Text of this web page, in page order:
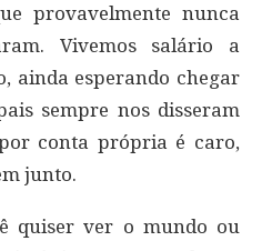
provavelmente nunca
Vivemos salário a
ainda esperando chegar
sempre nos disseram
conta própria é caro,
junto.
quiser ver o mundo ou